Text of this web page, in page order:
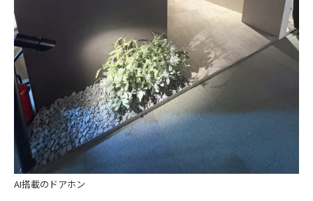
AI搭載のドアホン